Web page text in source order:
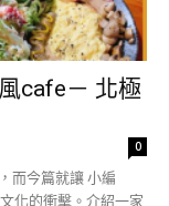
cafe－ 北極
0
而今篇就讓 小編
化的衝擊。介紹一家